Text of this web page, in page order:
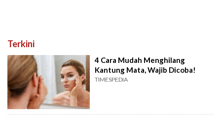
Terkini
4 Cara Mudah Menghilang
Kantung Mata, Wajib Dicoba!
TIMESPEDIA